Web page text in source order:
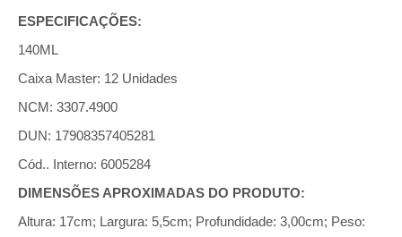
ESPECIFICAÇÕES:
140ML
Caixa Master: 12 Unidades
NCM: 3307.4900
DUN: 17908357405281
Cód.. Interno: 6005284
DIMENSÕES APROXIMADAS DO PRODUTO:
Altura: 17cm; Largura: 5,5cm; Profundidade: 3,00cm; Peso: